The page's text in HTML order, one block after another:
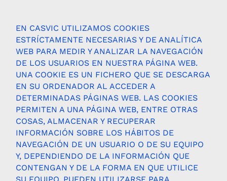
EN CASVIC UTILIZAMOS COOKIES
ESTRÍCTAMENTE NECESARIAS Y DE ANALÍTICA
WEB PARA MEDIR Y ANALIZAR LA NAVEGACIÓN
DE LOS USUARIOS EN NUESTRA PÁGINA WEB.
UNA COOKIE ES UN FICHERO QUE SE DESCARGA
EN SU ORDENADOR AL ACCEDER A
DETERMINADAS PÁGINAS WEB. LAS COOKIES
PERMITEN A UNA PÁGINA WEB, ENTRE OTRAS
COSAS, ALMACENAR Y RECUPERAR
INFORMACIÓN SOBRE LOS HÁBITOS DE
NAVEGACIÓN DE UN USUARIO O DE SU EQUIPO
Y, DEPENDIENDO DE LA INFORMACIÓN QUE
CONTENGAN Y DE LA FORMA EN QUE UTILICE